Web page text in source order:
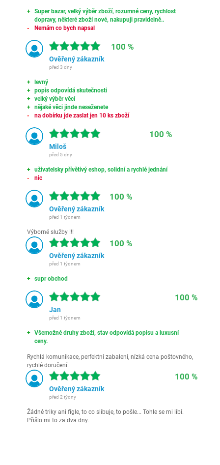
Super bazar, velký výběr zboží, rozumné ceny, rychlost
dopravy, některé zboží nové, nakupuji pravidelně..
Nemám co bych napsal
100 %
Ověřený zákazník
před 3 dny
levný
popis odpovídá skutečnosti
velký výběr věcí
nějaké věci jinde neseženete
na dobírku jde zaslat jen 10 ks zboží
100 %
Miloš
před 5 dny
uživatelsky přívětivý eshop, solidní a rychlé jednání
nic
100 %
Ověřený zákazník
před 1 týdnem
Výborné služby !!!
100 %
Ověřený zákazník
před 1 týdnem
supr obchod
100 %
Jan
před 1 týdnem
Všemožné druhy zboží, stav odpovídá popisu a luxusní
ceny.
Rychlá komunikace, perfektní zabalení, nízká cena poštovného,
rychlé doručení.
100 %
Ověřený zákazník
před 2 týdny
Žádné triky ani fígle, to co slibuje, to pošle... Tohle se mi líbí.
Přišlo mi to za dva dny.